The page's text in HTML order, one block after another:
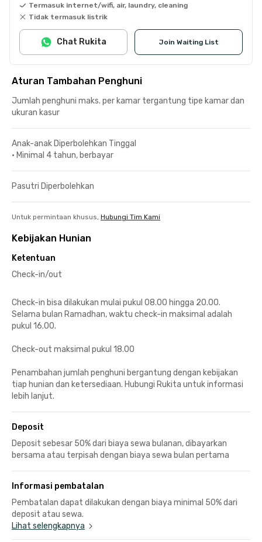
Termasuk internet/wifi, air, laundry, cleaning
Tidak termasuk listrik
Join Waiting List
Chat Rukita
Aturan Tambahan Penghuni
Jumlah penghuni maks. per kamar tergantung tipe kamar dan
ukuran kasur
Anak-anak Diperbolehkan Tinggal
• Minimal 4 tahun, berbayar
Pasutri Diperbolehkan
Untuk permintaan khusus, Hubungi Tim Kami
Kebijakan Hunian
Ketentuan
Check-in/out
Check-in bisa dilakukan mulai pukul 08.00 hingga 20.00.
Selama bulan Ramadhan, waktu check-in maksimal adalah
pukul 16.00.
Check-out maksimal pukul 18.00
Penambahan jumlah penghuni bergantung dengan kebijakan
tiap hunian dan ketersediaan. Hubungi Rukita untuk informasi
lebih lanjut.
Deposit
Deposit sebesar 50% dari biaya sewa bulanan, dibayarkan
bersama atau terpisah dengan biaya sewa bulan pertama
Informasi pembatalan
Pembatalan dapat dilakukan dengan biaya minimal 50% dari
deposit atau sewa.
Lihat selengkapnya